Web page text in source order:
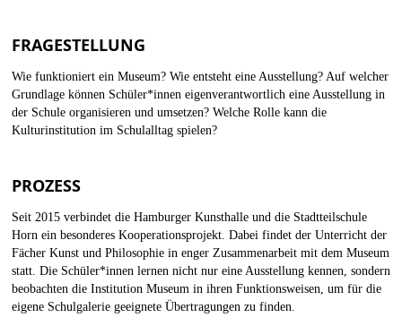
FRAGESTELLUNG
Wie funktioniert ein Museum? Wie entsteht eine Ausstellung? Auf welcher
Grundlage können Schüler*innen eigenverantwortlich eine Ausstellung in
der Schule organisieren und umsetzen? Welche Rolle kann die
Kulturinstitution im Schulalltag spielen?
PROZESS
Seit 2015 verbindet die Hamburger Kunsthalle und die Stadtteilschule
Horn ein besonderes Kooperationsprojekt. Dabei findet der Unterricht der
Fächer Kunst und Philosophie in enger Zusammenarbeit mit dem Museum
statt. Die Schüler*innen lernen nicht nur eine Ausstellung kennen, sondern
beobachten die Institution Museum in ihren Funktionsweisen, um für die
eigene Schulgalerie geeignete Übertragungen zu finden.